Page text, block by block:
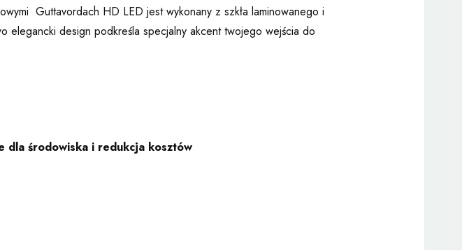
Guttavordach HD LED jest wykonany z szkła laminowanego i
elegancki design podkreśla specjalny akcent twojego wejścia do
dla środowiska i redukcja kosztów